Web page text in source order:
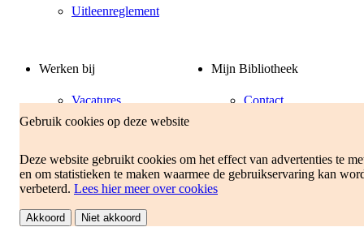
Gebruik cookies op deze website
Deze website gebruikt cookies om het effect van advertenties te
en om statistieken te maken waarmee de gebruikservaring kan
verbeterd. Lees hier meer over cookies
Akkoord Niet akkoord
Uitleenreglement
Werken bij
Vacatures
Vrijwilligers
Mijn Bibliotheek
Contact
Klantenservice